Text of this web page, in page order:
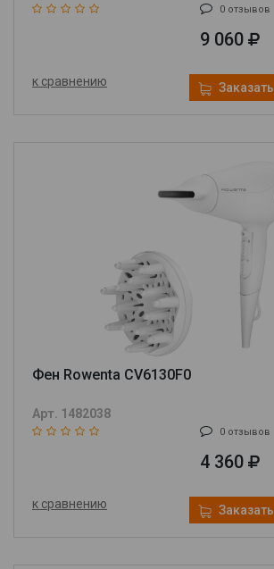
0 отзывов
9 060
к сравнению Заказать
Фен Rowenta CV6130F0
Арт. 1482038
0 отзывов
4 360
к сравнению Заказать